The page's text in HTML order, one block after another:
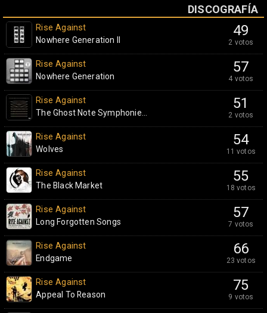
DISCOGRAFÍA
49
2 votos
Rise Against
Nowhere Generation II
57
4 votos
Rise Against
Nowhere Generation
51
2 votos
Rise Against
The Ghost Note Symphonie...
54
11 votos
Rise Against
Wolves
55
18 votos
Rise Against
The Black Market
57
7 votos
Rise Against
Long Forgotten Songs
66
23 votos
Rise Against
Endgame
75
9 votos
Rise Against
Appeal To Reason